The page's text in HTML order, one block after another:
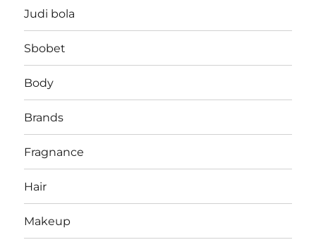
Judi bola
Sbobet
Body
Brands
Fragnance
Hair
Makeup